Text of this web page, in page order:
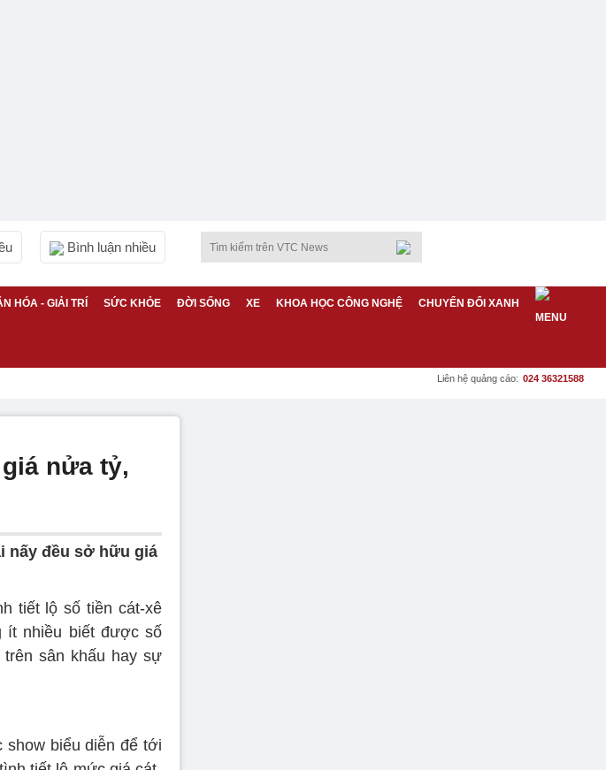
Bình luận nhiều
HÓA - GIẢI TRÍ SỨC KHỎE ĐỜI SỐNG XE KHOA HỌC CÔNG NGHỆ CHUYỂN ĐỔI XANH
Liên hệ quảng cáo: 024 36321588
nửa tỷ,
nấy đều sở hữu giá
tiết lộ số tiền cát-xê
ít nhiều biết được số
sân khấu hay sự
biểu diễn để tới